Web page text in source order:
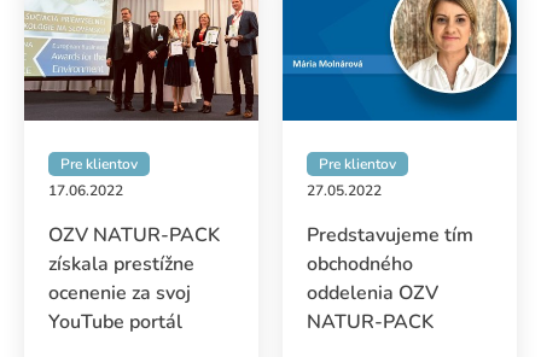
Pre klientov
17.06.2022
OZV NATUR-PACK
získala prestížne
ocenenie za svoj
YouTube portál
Pre klientov
27.05.2022
Predstavujeme tím
obchodného
oddelenia OZV
NATUR-PACK